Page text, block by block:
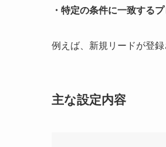
・特定の条件に一致する
例えば、新規リードが登
主な設定内容